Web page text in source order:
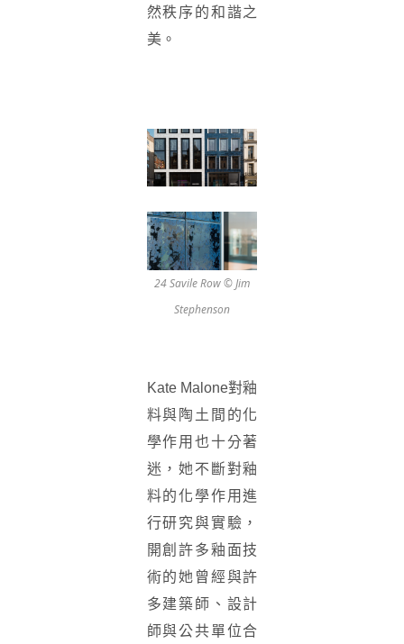
然秩序的和諧之
美。
24 Savile Row © Jim
Stephenson
Kate Malone對釉
料與陶土間的化
學作用也十分著
迷，她不斷對釉
料的化學作用進
行研究與實驗，
開創許多釉面技
術的她曾經與許
多建築師、設計
師與公共單位合